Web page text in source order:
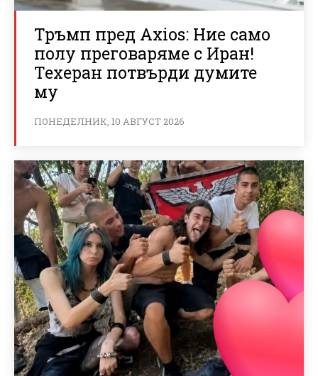
Тръмп пред Axios: Ние само
полу преговаряме с Иран!
Техеран потвърди думите
му
ПОНЕДЕЛНИК, 10 АВГУСТ 2026